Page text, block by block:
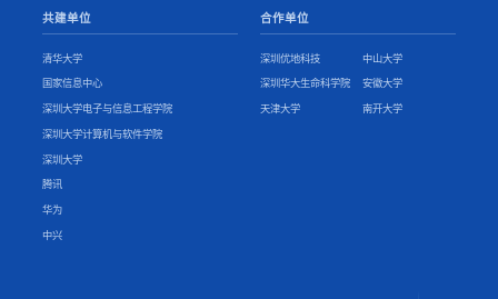
共建单位
清华大学
国家信息中心
深圳大学电子与信息工程学院
深圳大学计算机与软件学院
深圳大学
腾讯
华为
中兴
合作单位
深圳优地科技 中山大学
深圳华大生命科学院 安徽大学
天津大学 南开大学